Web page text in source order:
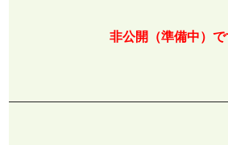
非公開（準備中）で